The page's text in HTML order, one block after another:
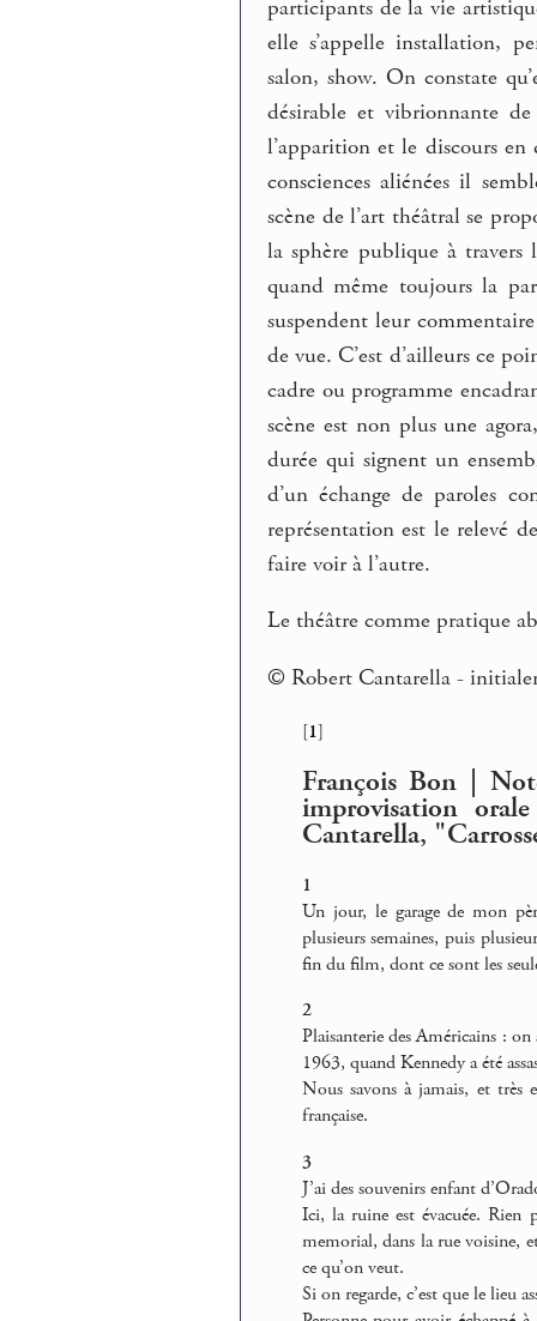
participants de la vie
elle s’appelle installation,
salon, show. On constate
désirable et vibrionnante
l’apparition et le discours
consciences aliénées il
scène de l’art théâtral se
la sphère publique à
quand même toujours la
suspendent leur
de vue. C’est d’ailleurs ce
cadre ou programme
scène est non plus une
durée qui signent un
d’un échange de paroles
représentation est le relevé
faire voir à l’autre.
Le théâtre comme pratique
© Robert Cantarella -
[1]
François Bon |
improvisation
Cantarella,
1
Un jour, le garage de mon
plusieurs semaines, puis
fin du film, dont ce sont les
2
Plaisanterie des Américains :
1963, quand Kennedy a été
Nous savons à jamais, et très
française.
3
J’ai des souvenirs enfant
Ici, la ruine est évacuée. Rien
memorial, dans la rue voisine,
ce qu’on veut.
Si on regarde, c’est que le lieu